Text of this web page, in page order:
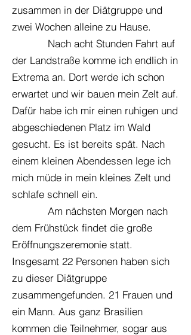
zusammen in der Diätgruppe und
zwei Wochen alleine zu Hause.
Nach acht Stunden Fahrt auf
der Landstraße komme ich endlich in
Extrema an. Dort werde ich schon
erwartet und wir bauen mein Zelt auf.
Dafür habe ich mir einen ruhigen und
abgeschiedenen Platz im Wald
gesucht. Es ist bereits spät. Nach
einem kleinen Abendessen lege ich
mich müde in mein kleines Zelt und
schlafe schnell ein.
Am nächsten Morgen nach
dem Frühstück findet die große
Eröffnungszeremonie statt.
Insgesamt 22 Personen haben sich
zu dieser Diätgruppe
zusammengefunden. 21 Frauen und
ein Mann. Aus ganz Brasilien
kommen die Teilnehmer, sogar aus